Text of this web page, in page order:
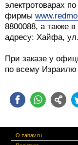
электротоварах
фирмы
8800088, а также
адресу: Хайфа,
При заказе у
по всему Израилю
О zahav.ru